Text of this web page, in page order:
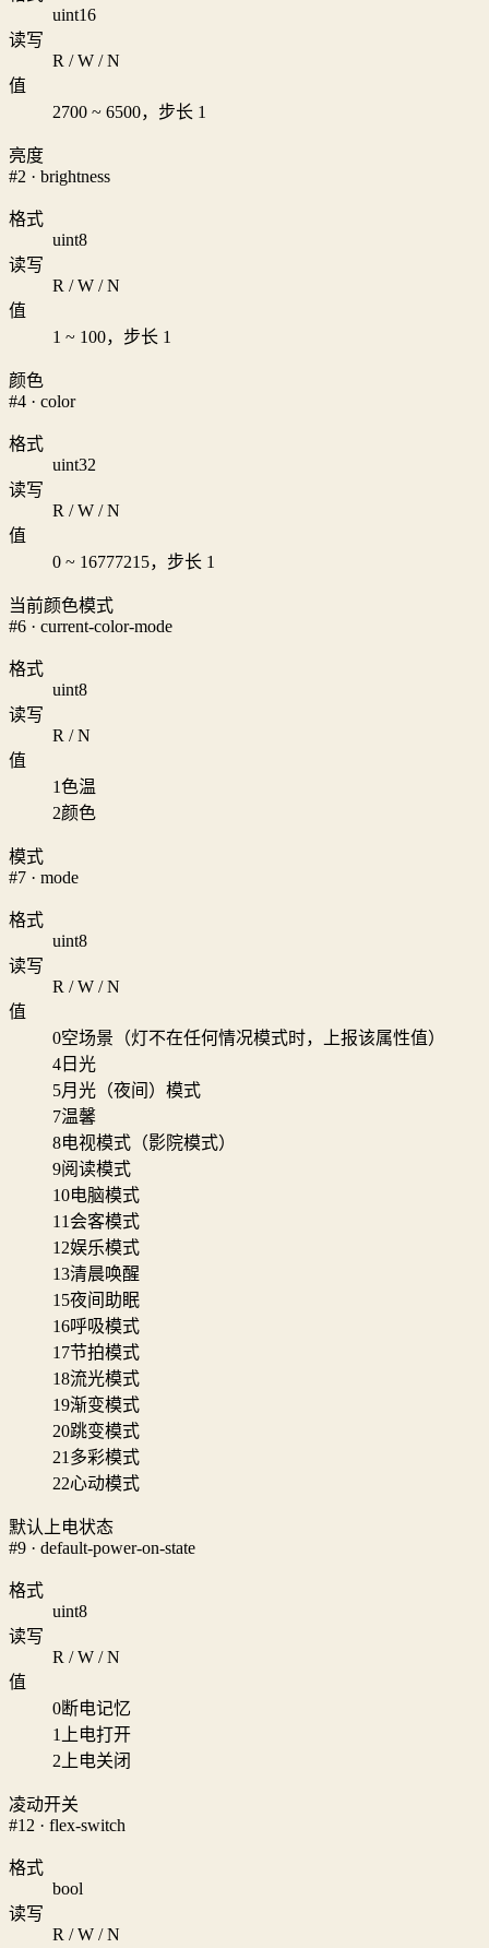
uint16
读写
R / W / N
值
2700 ~ 6500，步长 1
亮度
#2 · brightness
格式
uint8
读写
R / W / N
值
1 ~ 100，步长 1
颜色
#4 · color
格式
uint32
读写
R / W / N
值
0 ~ 16777215，步长 1
当前颜色模式
#6 · current-color-mode
格式
uint8
读写
R / N
值
1色温
2颜色
模式
#7 · mode
格式
uint8
读写
R / W / N
值
0空场景（灯不在任何情况模式时，上报该属性值）
4 日光
5月光（夜间）模式
7温馨
8电视模式（影院模式）
9阅读模式
10电脑模式
11 会客模式
12娱乐模式
13清晨唤醒
15夜间助眠
16呼吸模式
17节拍模式
18流光模式
19渐变模式
20跳变模式
21 多彩模式
22心动模式
默认上电状态
#9 · default-power-on-state
格式
uint8
读写
R / W / N
值
0断电记忆
1
上电打开
2 上电关闭
凌动开关
#12 · flex-switch
格式
bool
读写
R / W / N